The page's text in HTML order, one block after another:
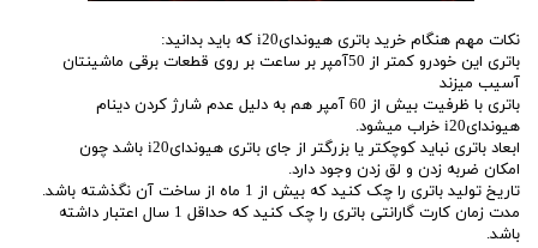
نکات مهم هنگام خرید باتری هیوندایi20 که باید بدانید:
باتری این خودرو کمتر از 50آمپر بر ساعت بر روی قطعات برقی ماشینتان
آسیب میزند
باتری با ظرفیت بیش از 60 آمپر هم به دلیل عدم شارژ کردن دینام
هیوندایi20 خراب میشود.
ابعاد باتری نباید کوچکتر یا بزرگتر از جای باتری هیوندایi20 باشد چون
امکان ضربه زدن و لق زدن وجود دارد.
تاریخ تولید باتری را چک کنید که بیش از 1 ماه از ساخت آن نگذشته باشد.
مدت زمان کارت گارانتی باتری را چک کنید که حداقل 1 سال اعتبار داشته
باشد.